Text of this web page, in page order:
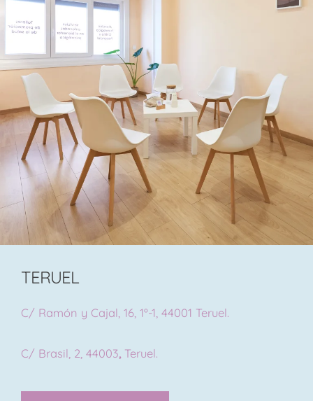
TERUEL
C/ Ramón y Cajal, 16, 1º-1, 44001 Teruel.
C/ Brasil, 2, 44003, Teruel.